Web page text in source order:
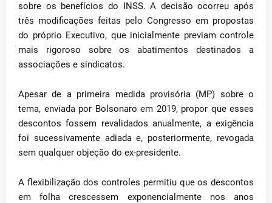
sobre os benefícios do INSS. A decisão ocorreu após
três modificações feitas pelo Congresso em propostas
do próprio Executivo, que inicialmente previam controle
mais rigoroso sobre os abatimentos destinados a
associações e sindicatos.
Apesar de a primeira medida provisória (MP) sobre o
tema, enviada por Bolsonaro em 2019, propor que esses
descontos fossem revalidados anualmente, a exigência
foi sucessivamente adiada e, posteriormente, revogada
sem qualquer objeção do ex-presidente.
A flexibilização dos controles permitiu que os descontos
em folha crescessem exponencialmente nos anos